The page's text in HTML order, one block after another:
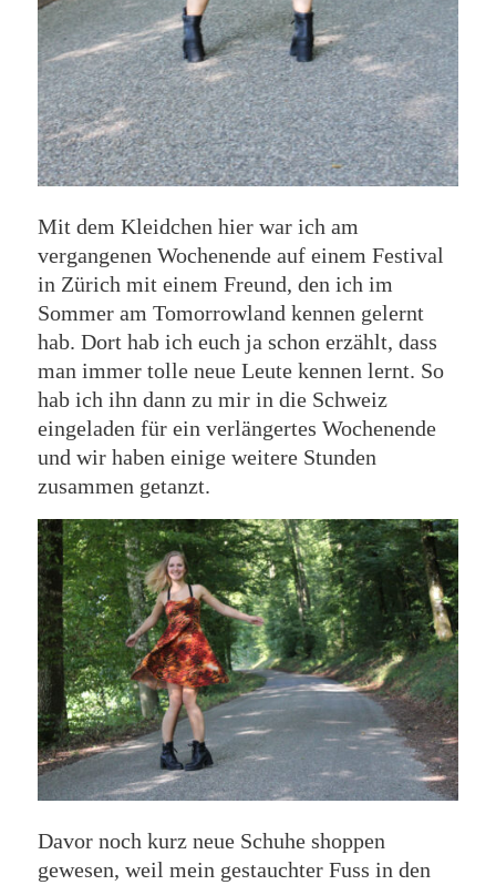
Mit dem Kleidchen hier war ich am
vergangenen Wochenende auf einem Festival
in Zürich mit einem Freund, den ich im
Sommer am Tomorrowland kennen gelernt
hab. Dort hab ich euch ja schon erzählt, dass
man immer tolle neue Leute kennen lernt. So
hab ich ihn dann zu mir in die Schweiz
eingeladen für ein verlängertes Wochenende
und wir haben einige weitere Stunden
zusammen getanzt.
Davor noch kurz neue Schuhe shoppen
gewesen, weil mein gestauchter Fuss in den